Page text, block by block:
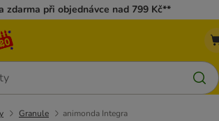
zdarma při objednávce nad 799 Kč**
Granule animonda Integra